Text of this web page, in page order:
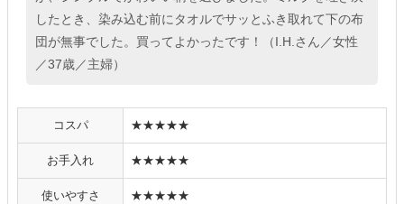
したとき、染み込む前にタオルでサッとふき取れて下の布
団が無事でした。買ってよかったです！（I.H.さん／女性
／37歳／主婦）
コスパ ★★★★★
お手入れ ★★★★★
使いやすさ ★★★★★